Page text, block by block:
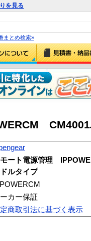
を見る
まとめ検索»
CM4001
モート電源管理
ルタイプ
ーカー保証
商取引法に基づく表示